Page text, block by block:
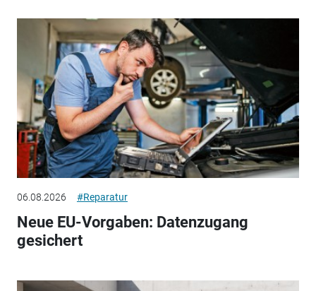
06.08.2026 #Reparatur
Neue EU-Vorgaben: Datenzugang
gesichert